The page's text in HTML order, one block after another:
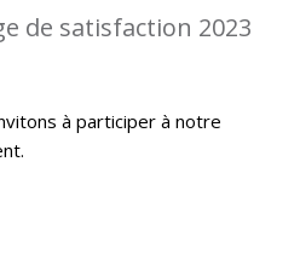
de satisfaction 2023
à participer à notre